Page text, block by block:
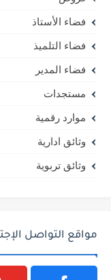
فضاء الأستاذ
فضاء التلميذ
فضاء المدير
مستجدات
موارد رقمية
وثائق ادارية
وثائق تربوية
مواقع التواصل